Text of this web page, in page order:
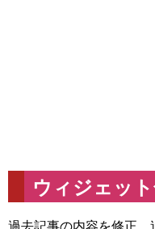
ウィジェッ
過去記事の内容を修正、